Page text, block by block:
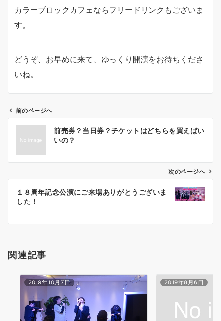
カラーブロックカフェならフリードリンクもございま
す。
どうぞ、お早めに来て、ゆっくり開演をお待ちくださ
いね。
投
ナ
ゲ
シ
ン
前のページへ
前売券？当日券？チケットはどちらを買えばい
いの？
次のページへ
１８周年記念公演にご来場ありがとうございま
した！
関連記事
2019年10月7日 2019年8月6日